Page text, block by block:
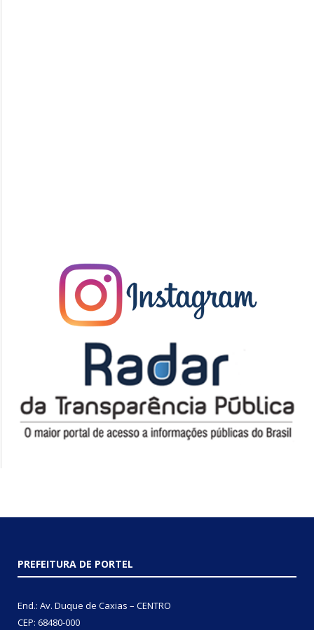
PREFEITURA DE PORTEL
End.: Av. Duque de Caxias – CENTRO
CEP: 68480-000